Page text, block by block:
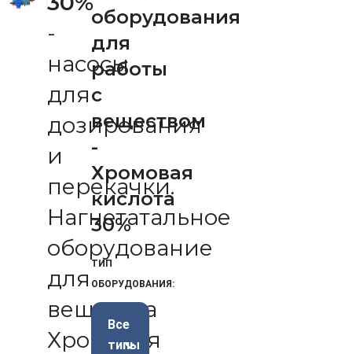
-
насосы
для
дозирования
и
перекачки.
Нагнетатальное
оборудование
для
вещества
Хромовая
оборудования
для
работы
с
веществом
-
Хромовая
кислота
30%
ТИП
ОБОРУДОВАНИЯ:
Все
типы